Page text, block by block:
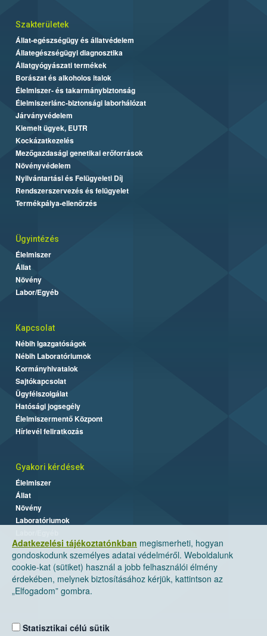
Adatkezelési tájékoztatónkban megismerheti, hogyan
gondoskodunk személyes adatai védelméről. Weboldalunk
cookie-kat (sütiket) használ a jobb felhasználói élmény
érdekében, melynek biztosításához kérjük, kattintson az
„Elfogadom” gombra.
Statisztikai célú sütik
Szakterületek
Állat-egészségügy és állatvédelem
Állategészségügyi diagnosztika
Állatgyógyászati termékek
Borászat és alkoholos italok
Élelmiszer- és takarmánybiztonság
Élelmiszerlánc-biztonsági laborhálózat
Járványvédelem
Kiemelt ügyek, EUTR
Kockázatkezelés
Mezőgazdasági genetikai erőforrások
Növényvédelem
Nyilvántartási és Felügyeleti Díj
Rendszerszervezés és felügyelet
Termékpálya-ellenőrzés
Ügyintézés
Élelmiszer
Állat
Növény
Labor/Egyéb
Kapcsolat
Nébih Igazgatóságok
Nébih Laboratóriumok
Kormányhivatalok
Sajtókapcsolat
Ügyfélszolgálat
Hatósági jogsegély
Élelmiszermentő Központ
Hírlevél feliratkozás
Gyakori kérdések
Élelmiszer
Állat
Növény
Laboratóriumok